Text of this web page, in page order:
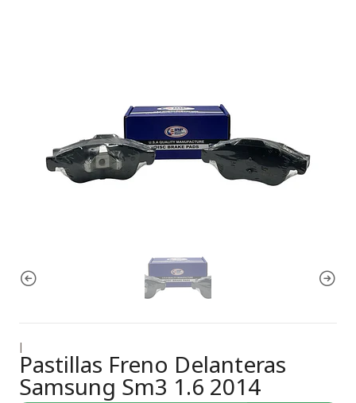
|
Pastillas Freno Delanteras
Samsung Sm3 1.6 2014